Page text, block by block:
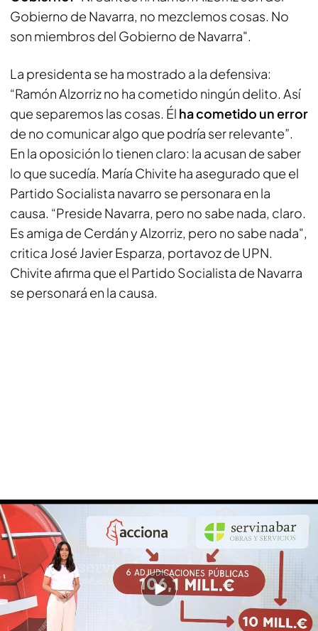
Gobierno de Navarra, no mezclemos cosas. No
son miembros del Gobierno de Navarra".
La presidenta se ha mostrado a la defensiva:
“Ramón Alzorriz no ha cometido ningún delito. Así
que separemos las cosas. Él ha cometido un error
de no comunicar algo que podría ser relevante”.
En la oposición lo tienen claro: la acusan de saber
lo que sucedía. María Chivite ha asegurado que el
Partido Socialista navarro se personara en la
causa. “Preside Navarra, pero no sabe nada, claro.
Es amiga de Cerdán y Alzorriz, pero no sabe nada",
critica José Javier Esparza, portavoz de UPN.
Chivite afirma que el Partido Socialista de Navarra
se personará en la causa.
‘Servinabar’ habría recibido unos 10 millones de euros en obras públicas
‘Servinabar’ habría recibido unos 10
millones de euros
‘Servinabar’ participó, junto a ‘Acciona’, en al
menos seis adjudicaciones públicas
en Navarra
por valor de más de
106 millones de euros de los